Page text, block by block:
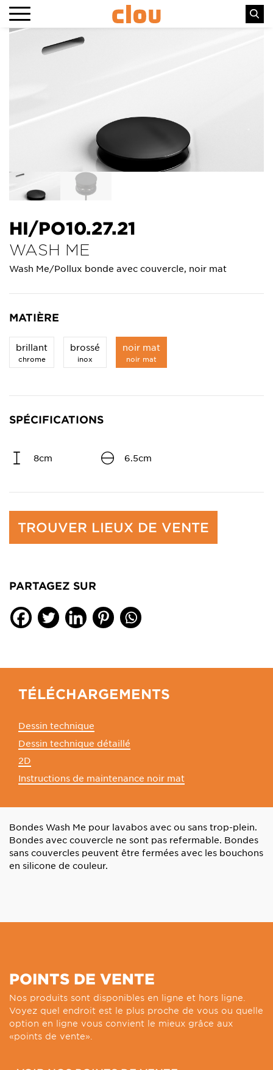
HI/PO10.27.21
WASH ME
Wash Me/Pollux bonde avec couvercle, noir mat
MATIÈRE
brillant
chrome
brossé
inox
noir mat
noir mat
SPÉCIFICATIONS
8cm 6.5cm
TROUVER LIEUX DE VENTE
PARTAGEZ SUR
TÉLÉCHARGEMENTS
Dessin technique
Dessin technique détaillé
2D
Instructions de maintenance noir mat
Bondes Wash Me pour lavabos avec ou sans trop-plein.
Bondes avec couvercle ne sont pas refermable. Bondes
sans couvercles peuvent être fermées avec les bouchons
en silicone de couleur.
POINTS DE VENTE
Nos produits sont disponibles en ligne et hors ligne.
Voyez quel endroit est le plus proche de vous ou quelle
option en ligne vous convient le mieux grâce aux
«points de vente».